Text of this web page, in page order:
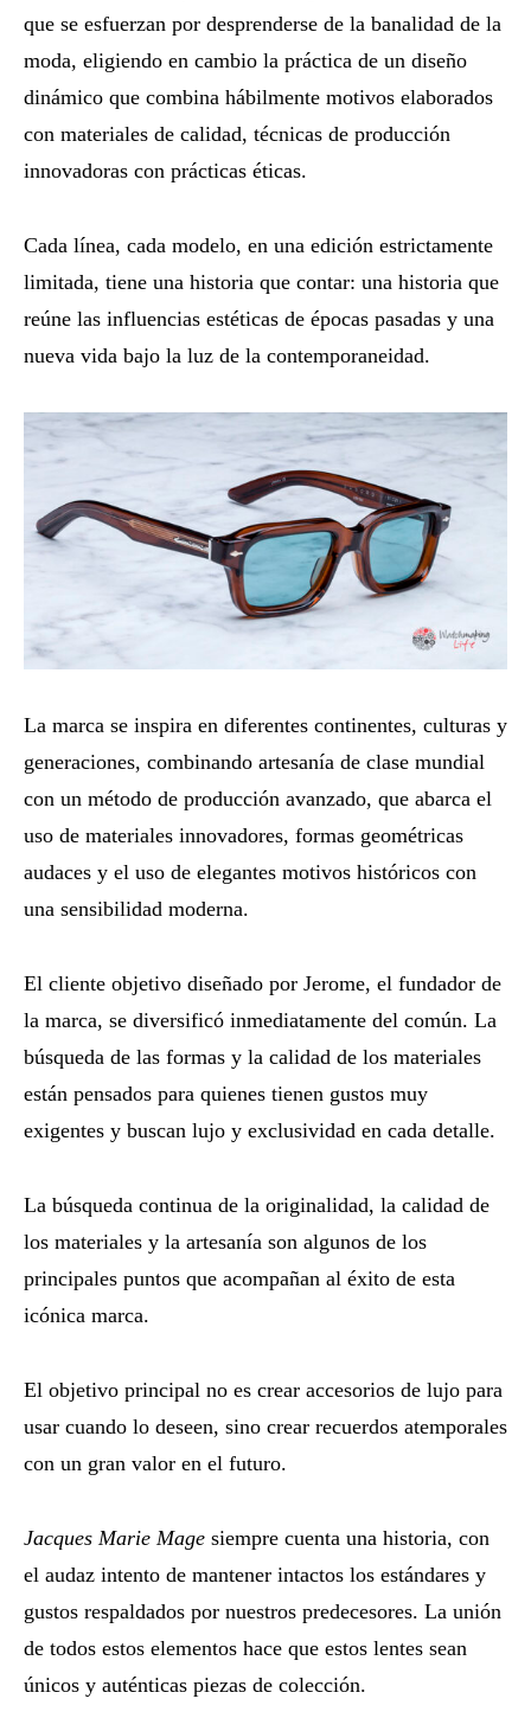
que se esfuerzan por desprenderse de la banalidad de la
moda, eligiendo en cambio la práctica de un diseño
dinámico que combina hábilmente motivos elaborados
con materiales de calidad, técnicas de producción
innovadoras con prácticas éticas.
Cada línea, cada modelo, en una edición estrictamente
limitada, tiene una historia que contar: una historia que
reúne las influencias estéticas de épocas pasadas y una
nueva vida bajo la luz de la contemporaneidad.
La marca se inspira en diferentes continentes, culturas y
generaciones, combinando artesanía de clase mundial
con un método de producción avanzado, que abarca el
uso de materiales innovadores, formas geométricas
audaces y el uso de elegantes motivos históricos con
una sensibilidad moderna.
El cliente objetivo diseñado por Jerome, el fundador de
la marca, se diversificó inmediatamente del común. La
búsqueda de las formas y la calidad de los materiales
están pensados ​​para quienes tienen gustos muy
exigentes y buscan lujo y exclusividad en cada detalle.
La búsqueda continua de la originalidad, la calidad de
los materiales y la artesanía son algunos de los
principales puntos que acompañan al éxito de esta
icónica marca.
El objetivo principal no es crear accesorios de lujo para
usar cuando lo deseen, sino crear recuerdos atemporales
con un gran valor en el futuro.
Jacques Marie Mage siempre cuenta una historia, con
el audaz intento de mantener intactos los estándares y
gustos respaldados por nuestros predecesores. La unión
de todos estos elementos hace que estos lentes sean
únicos y auténticas piezas de colección.